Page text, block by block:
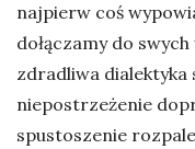
najpierw coś
dołączamy do
zdradliwa
niepostrzeżenie
spustoszenie